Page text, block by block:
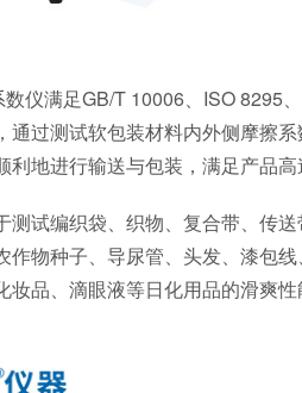
满足GB/T 10006、ISO 8295
通过测试软包装材料内外侧摩擦
利地进行输送与包装，满足产品
试编织袋、织物、复合带、传送
作物种子、导尿管、头发、漆包
妆品、滴眼液等日化用品的滑爽